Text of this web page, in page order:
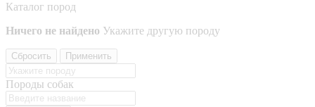
Каталог пород
Ничего не найдено Укажите другую породу
Сбросить Применить
Породы собак